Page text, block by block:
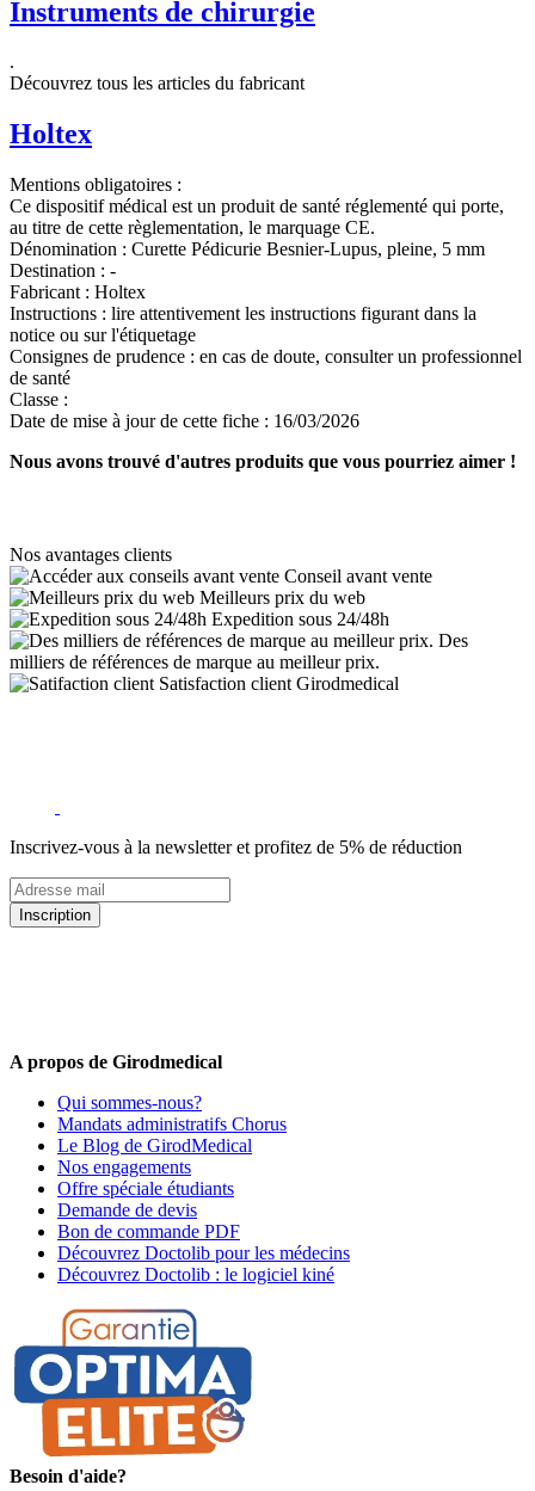
Instruments de chirurgie
.
Découvrez tous les articles du fabricant
Holtex
Mentions obligatoires :
Ce dispositif médical est un produit de santé réglementé qui porte,
au titre de cette règlementation, le marquage CE.
Dénomination : Curette Pédicurie Besnier-Lupus, pleine, 5 mm
Destination : -
Fabricant : Holtex
Instructions : lire attentivement les instructions figurant dans la
notice ou sur l'étiquetage
Consignes de prudence : en cas de doute, consulter un professionnel
de santé
Classe :
Date de mise à jour de cette fiche : 16/03/2026
Nous avons trouvé d'autres produits que vous pourriez aimer !
Nos avantages clients
Conseil avant vente
Meilleurs prix du web
Expedition sous 24/48h
Des
milliers de références de marque au meilleur prix.
Satisfaction client Girodmedical
Inscrivez-vous à la newsletter et profitez de 5% de réduction
Inscription
A propos de Girodmedical
Qui sommes-nous?
Mandats administratifs Chorus
Le Blog de GirodMedical
Nos engagements
Offre spéciale étudiants
Demande de devis
Bon de commande PDF
Découvrez Doctolib pour les médecins
Découvrez Doctolib : le logiciel kiné
Besoin d'aide?